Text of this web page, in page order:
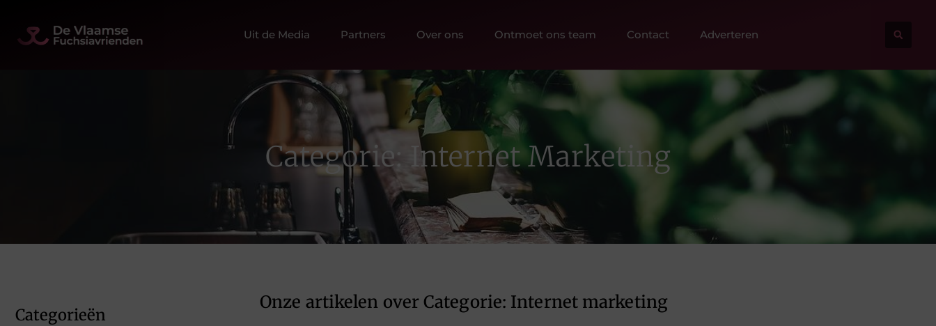
Uit de Media Partners Over ons Ontmoet ons team Contact Adverteren
Categorie: Internet Marketing
Categorieën
Onze artikelen over Categorie: Internet marketing